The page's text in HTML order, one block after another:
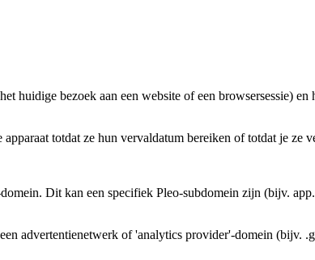
huidige bezoek aan een website of een browsersessie)
totdat ze hun vervaldatum bereiken of totdat je ze
Dit kan een specifiek Pleo-subdomein zijn (bijv.
advertentienetwerk of 'analytics provider'-domein (bijv.